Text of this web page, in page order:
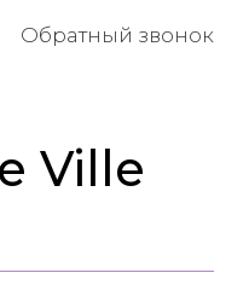
Обратный звонок
Ville